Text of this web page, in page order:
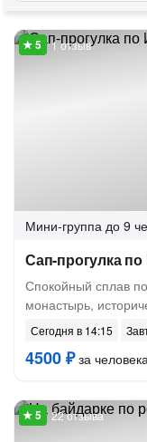
1 отзыв
Мини-группа до 9
Сап-прогулка
Спокойный сплав
монастырь,
Сегодня в 14:15
4500 ₽за
22 отзыва